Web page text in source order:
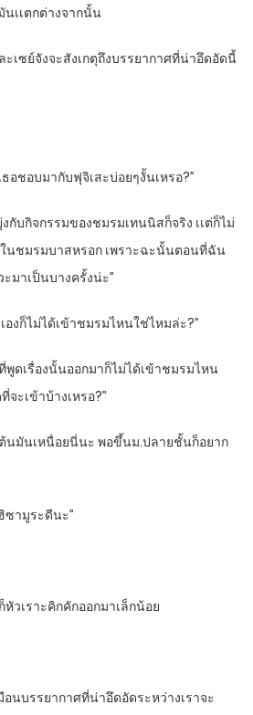
นเเตกต่างจากนั้น
ะเซย์จังจะสังเกตุถึงบรรยากาศ​ที่น่าอึดอัดนี้
ธอชอบมากับฟุจิเสะบ่อยๆงั้นเหรอ?”
งกับกิจกรรมของชมรมเทนนิสก็จริง​ เเต่ก็ไม่
นชมรมบาสหรอก เพราะฉะนั้นตอนที่ฉัน
ะมาเป็นบางครั้งน่ะ”
องก็ไม่ได้เข้าชมรมไหนใช่ไหมล่ะ?”
พูดเรื่องนั้นออกมาก็ไม่ได้เข้าชมรมไหน
ะเข้าบ้างเหรอ?”
น​มันเหนื่อยนี่นะ​ พอขึ้นม.ปลายชั้นก็อยาก
ซามูระดีนะ”
วเราะคิกคักออกมาเล็กน้อย
นบรรยากาศ​ที่น่าอึดอัดระหว่างเราจะ